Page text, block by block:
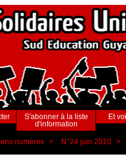
S'abonner à la liste
d'information
Et
numéros > N°24 juin 2010 >